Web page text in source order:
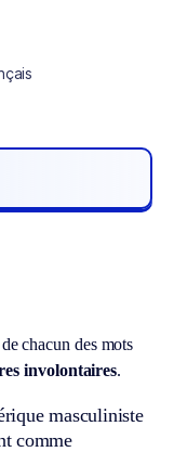
chacun des mots
involontaires.
masculiniste
comme